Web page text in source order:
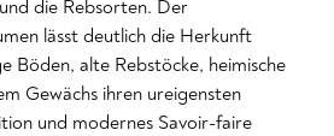
die Rebsorten. Der
lässt deutlich die Herkunft
Böden, alte Rebstöcke, heimische
Gewächs ihren ureigensten
und modernes Savoir-faire